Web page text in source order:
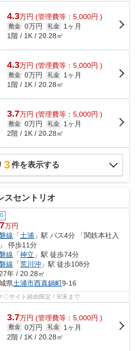
4.3万円 (管理費等：5,000円 )
敷金 0万円 礼金
1ヶ月
1階 / 1K / 20.28㎡
4.3万円 (管理費等：5,000円 )
敷金 0万円 礼金
1ヶ月
1階 / 1K / 20.28㎡
3.7万円 (管理費等：5,000円 )
敷金 0万円 礼金
1ヶ月
2階 / 1K / 20.28㎡
3件を表示する
スセントリオ
万円
線 「土浦 」駅 バス4分 「関鉄本社入
停歩11分
線 「神立 」駅 徒歩74分
線 「荒川沖 」駅 徒歩108分
年 / 20.28㎡
県土浦市西真鍋町9-16
サイト経由限定！8/末まで
3.7万円 (管理費等：5,000円 )
敷金 0万円 礼金
1ヶ月
2階 / 1K / 20.28㎡